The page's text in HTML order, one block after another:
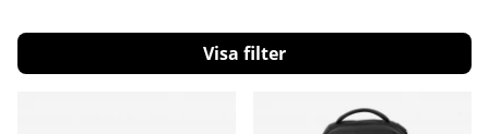
Filtrera